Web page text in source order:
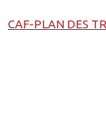
CAF-PLAN DES